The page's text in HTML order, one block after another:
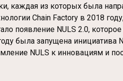
каждая из которых была
Chain Factory в 2018
появление NULS 2.0,
была запущена инициатива
NULS к инновациям и